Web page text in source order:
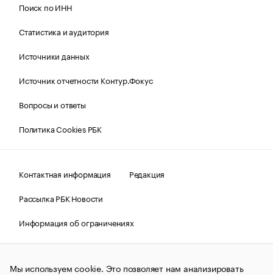
Поиск по ИНН
Статистика и аудитория
Источники данных
Источник отчетности Контур.Фокус
Вопросы и ответы
Политика Cookies РБК
Контактная информация
Редакция
Рассылка РБК Новости
Информация об ограничениях
Правовая информация
О соблюдении авторских прав
© АО «РОСБИЗНЕСКОНСАЛТИНГ»,1995–2026.Сообщения
Мы используем cookie. Это позволяет нам анализировать